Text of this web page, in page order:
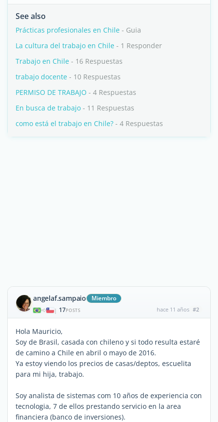
See also
Prácticas profesionales en Chile - Guia
La cultura del trabajo en Chile - 1 Responder
Trabajo en Chile - 16 Respuestas
trabajo docente - 10 Respuestas
PERMISO DE TRABAJO - 4 Respuestas
En busca de trabajo - 11 Respuestas
como está el trabajo en Chile? - 4 Respuestas
angelaf.sampaio Miembro
| 17POSTS hace 11 años #2
Hola Mauricio,
Soy de Brasil, casada con chileno y si todo resulta estaré
de camino a Chile en abril o mayo de 2016.
Ya estoy viendo los precios de casas/deptos, escuelita
para mi hija, trabajo.
Soy analista de sistemas com 10 años de experiencia con
tecnologia, 7 de ellos prestando servicio en la area
financiera (banco de inversiones).